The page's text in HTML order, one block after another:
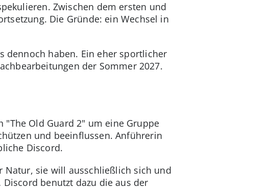
Zwischen dem ersten und
Die Gründe: ein Wechsel in
dennoch haben. Ein eher sportlicher
der Sommer 2027.
"The Old Guard 2" um eine Gruppe
und beeinflussen. Anführerin
Discord.
Natur, sie will ausschließlich sich und
benutzt dazu die aus der